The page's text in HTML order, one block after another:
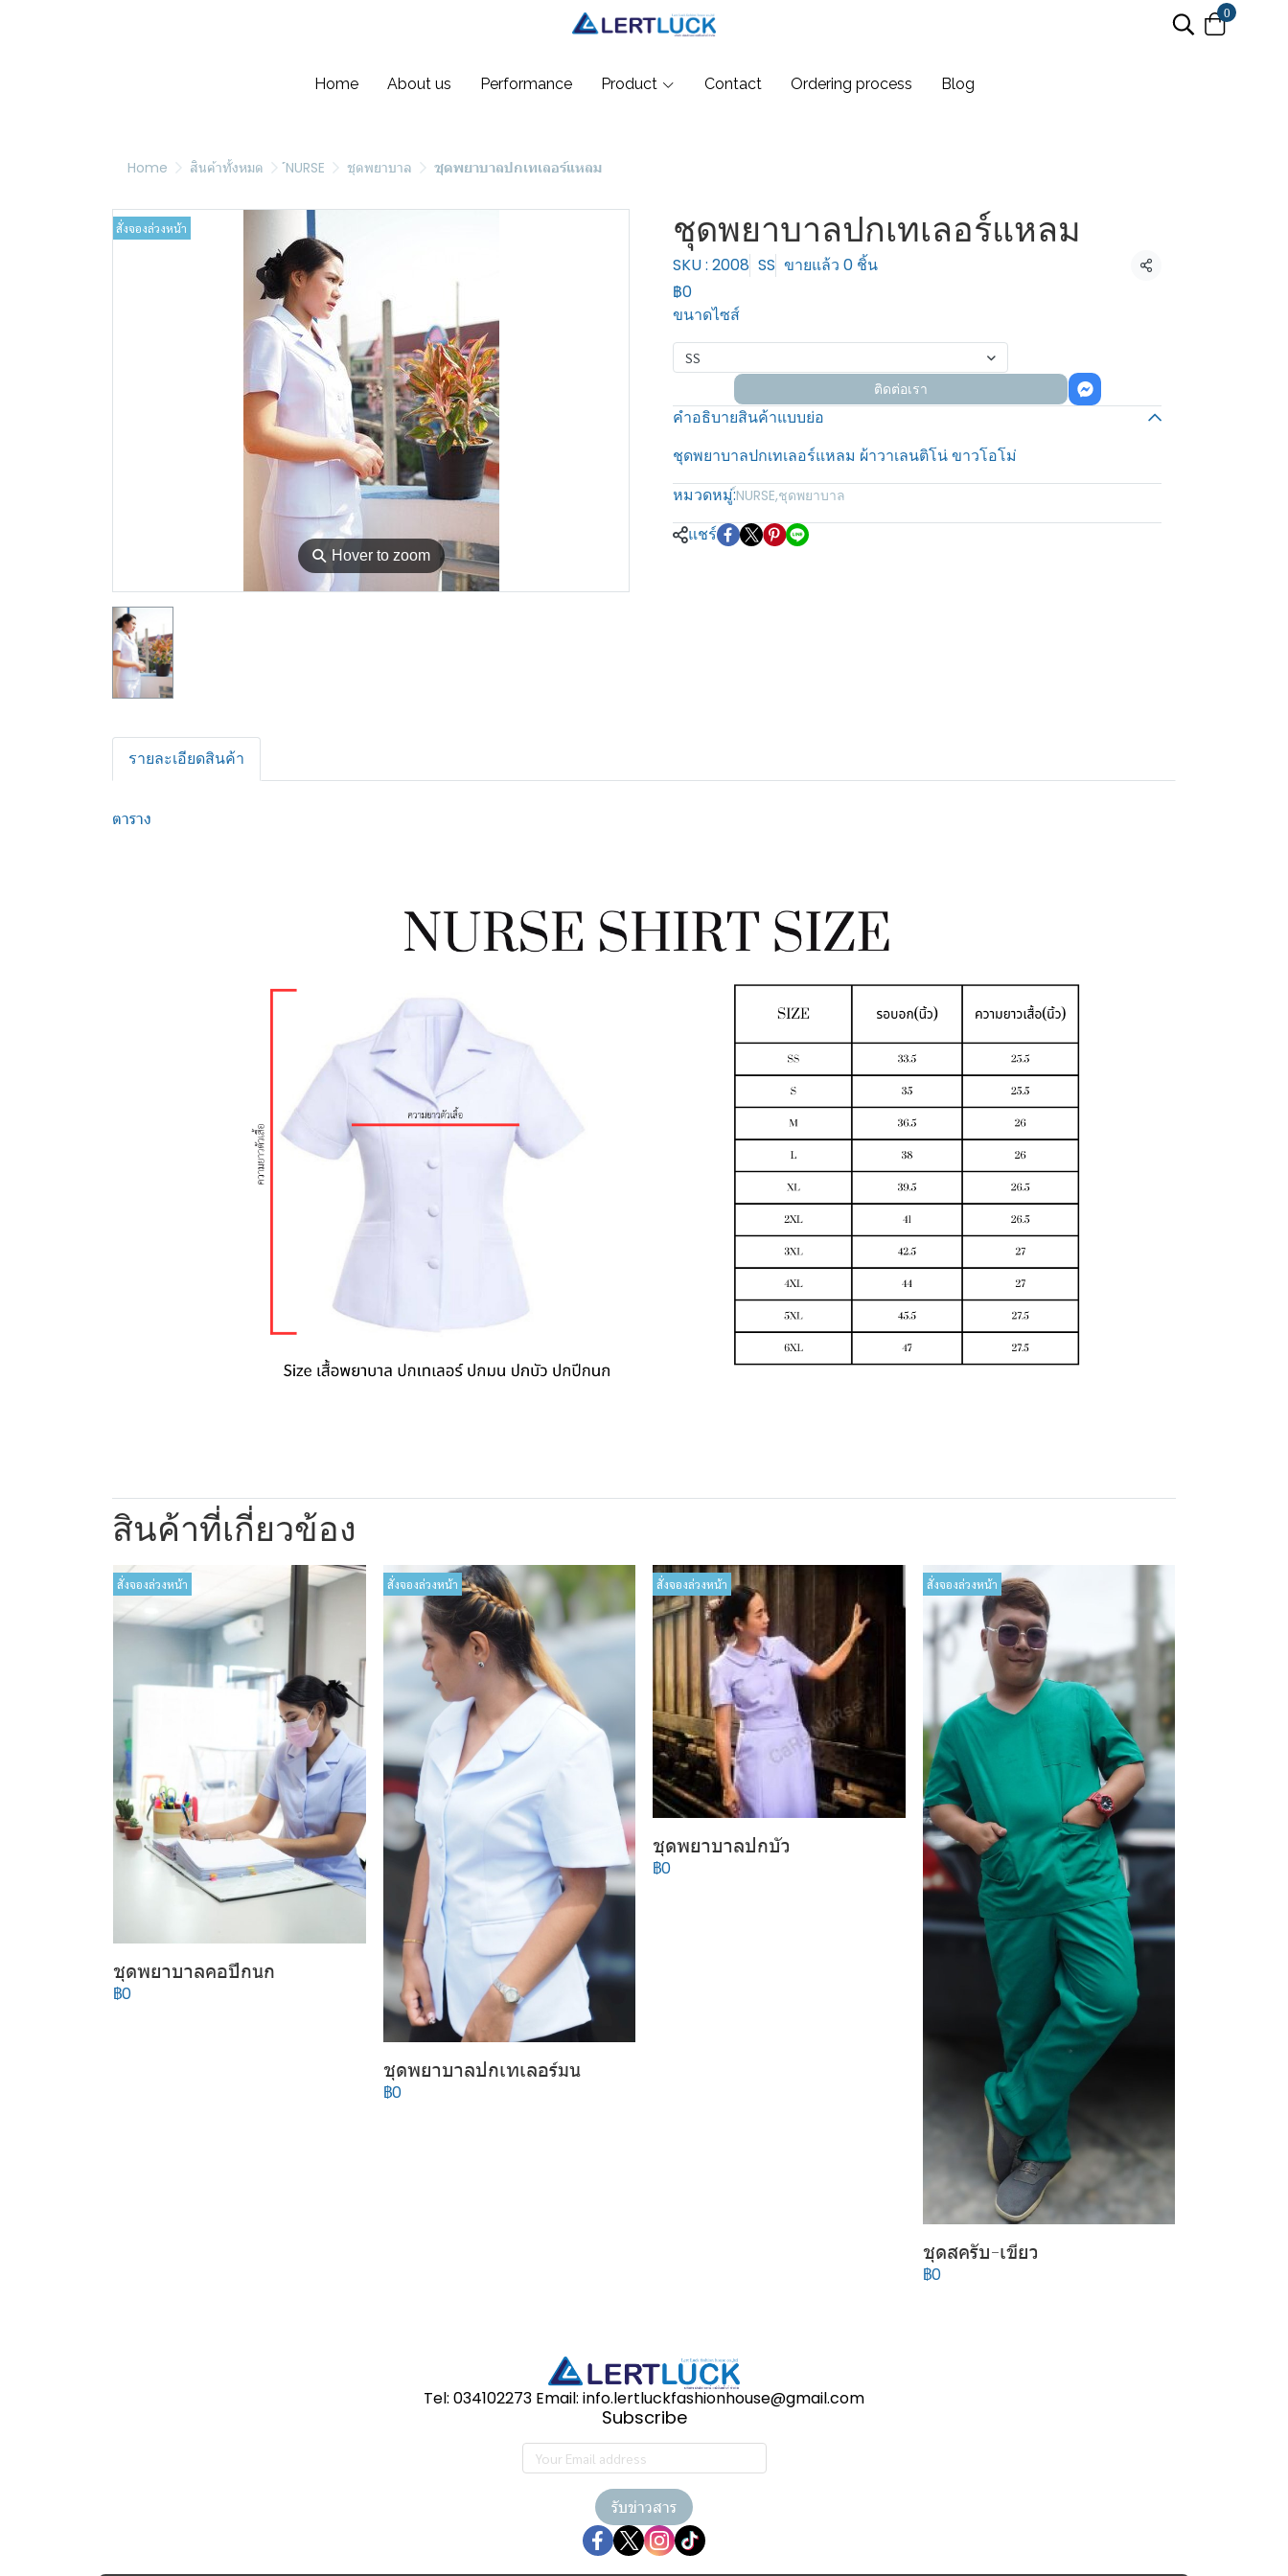
0
Home About us Performance Product Contact Ordering process Blog
Home สินค้าทั้งหมด ์NURSE ชุดพยาบาล ชุดพยาบาลปกเทเลอร์แหลม
⚲ Hover to zoom
สั่งจองล่วงหน้า ชุดพยาบาลปกเทเลอร์แหลม
SKU : 2008 SS ขายแล้ว 0 ชิ้น แชร์
฿0
ขนาดไซส์
SS
ติดต่อเรา
คำอธิบายสินค้าแบบย่อ
ชุดพยาบาลปกเทเลอร์แหลม ผ้าวาเลนติโน่ ขาวโอโม่
หมวดหมู่:์NURSE,ชุดพยาบาล
แชร์
รายละเอียดสินค้า
ตาราง
สินค้าที่เกี่ยวข้อง
สั่งจองล่วงหน้า
ชุดพยาบาลคอปีกนก
฿0
สั่งจองล่วงหน้า
ชุดพยาบาลปกเทเลอร์มน
฿0
สั่งจองล่วงหน้า
ชุดพยาบาลปกบัว
฿0
สั่งจองล่วงหน้า
ชุดสครับ-เขียว
฿0
Tel: 034102273 Email: info.lertluckfashionhouse@gmail.com
Subscribe
รับข่าวสาร